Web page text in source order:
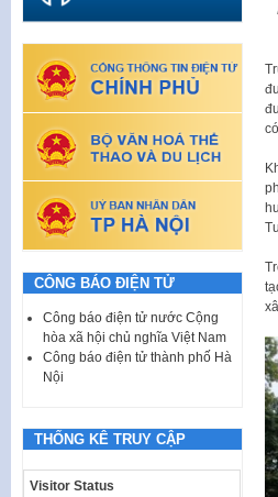
CÔNG BÁO ĐIỆN TỬ
Công báo điện tử nước Cộng
hòa xã hội chủ nghĩa Việt Nam
Công báo điện tử thành phố Hà
Nội
THỐNG KÊ TRUY CẬP
Visitor Status